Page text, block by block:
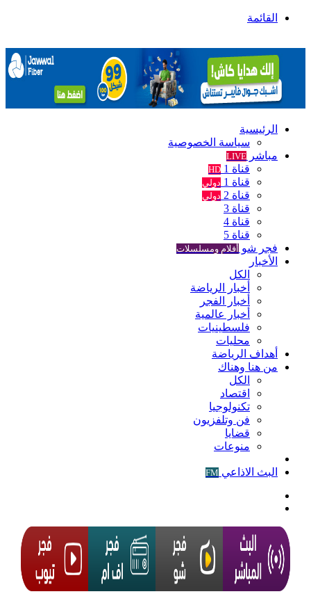
القائمة
الرئيسية
سياسة الخصوصية
مباشر LIVE
قناة 1 HD
قناة 1 دولي
قناة 2 دولي
قناة 3
قناة 4
قناة 5
فجر شو أفلام ومسلسلات
الأخبار
الكل
أخبار الرياضة
أخبار الفجر
أخبار عالمية
فلسطينيات
محليات
أهداف الرياضة
من هنا وهناك
الكل
اقتصاد
تكنولوجيا
فن وتلفزيون
قضايا
منوعات
البث الاذاعي FM